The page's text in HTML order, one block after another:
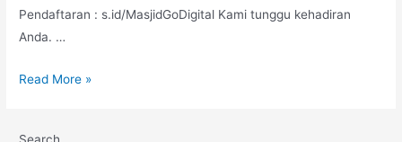
Pendaftaran : s.id/MasjidGoDigital Kami tunggu kehadiran
Anda. …
Read More »
Search